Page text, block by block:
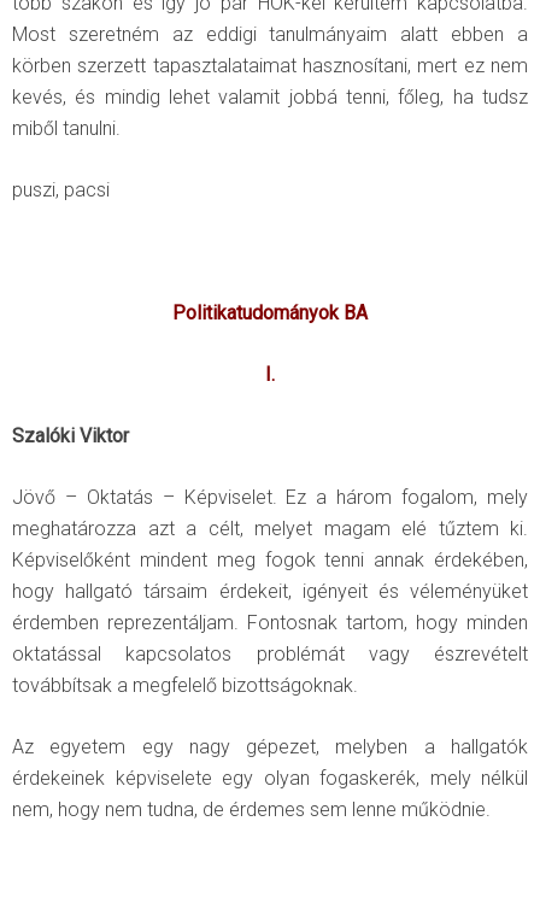
Most szeretném az eddigi tanulmányaim alatt ebben a
körben szerzett tapasztalataimat hasznosítani, mert ez nem
kevés, és mindig lehet valamit jobbá tenni, főleg, ha tudsz
miből tanulni.
puszi, pacsi
Politikatudományok BA
I.
Szalóki Viktor
Jövő – Oktatás – Képviselet. Ez a három fogalom, mely
meghatározza azt a célt, melyet magam elé tűztem ki.
Képviselőként mindent meg fogok tenni annak érdekében,
hogy hallgató társaim érdekeit, igényeit és véleményüket
érdemben reprezentáljam. Fontosnak tartom, hogy minden
oktatással kapcsolatos problémát vagy észrevételt
továbbítsak a megfelelő bizottságoknak.
Az egyetem egy nagy gépezet, melyben a hallgatók
érdekeinek képviselete egy olyan fogaskerék, mely nélkül
nem, hogy nem tudna, de érdemes sem lenne működnie.